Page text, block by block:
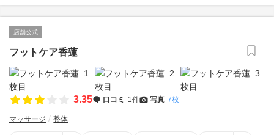
店舗公式
フットケア香蓮
3.35 口コミ 1件 写真 7枚
マッサージ 整体